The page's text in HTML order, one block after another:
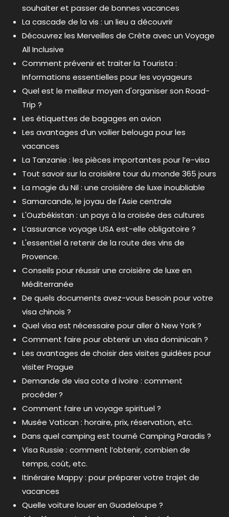
souhaiter et passer de bonnes vacances
La cascade de la vis : un lieu a découvrir
Découvrez les Merveilles de Crète avec un Voyage
All Inclusive
Comment prévenir et traiter la Tourista :
Informations essentielles pour les voyageurs
Quel est le meilleur moyen d'organiser son Road-
Trip ?
Les étiquettes de bagages en avion
Les avantages d’un voilier belouga pour les
vacances
La Tanzanie : les pièces importantes pour l’e-visa
Tout savoir sur la croisière tour du monde 365 jours
La magie du Nil : une croisière de luxe inoubliable
Samarcande, le joyau de l'Asie centrale
L'Ouzbékistan : un pays à la croisée des cultures
L’assurance voyage USA est-elle obligatoire ?
L'essentiel à retenir de la route des vins de
Provence.
Conseils pour réussir une croisière de luxe en
Méditerranée
De quels documents avez-vous besoin pour votre
visa chinois ?
Quel visa est nécessaire pour aller à New York ?
Comment faire pour obtenir un visa dominicain ?
Les avantages de choisir des visites guidées pour
visiter Prague
Demande de visa cote d ivoire : comment
procéder ?
Comment faire un voyage spirituel ?
Musée Vatican : horaire, prix, réservation, etc.
Dans quel camping est tourné Camping Paradis ?
Visa Russie : comment l’obtenir, combien de
temps, coût, etc.
Itinéraire Mappy : pour préparer votre trajet de
vacances
Quelle voiture louer en Guadeloupe ?